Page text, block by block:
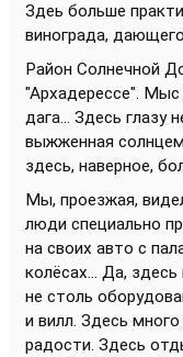
Здеь больше
винограда,
Район Солнечной
"Архадерессе".
дага... Здесь глазу
выжженная
здесь, наверное,
Мы, проезжая,
люди специально
на своих авто с
колёсах... Да,
не столь
и вилл. Здесь
радости. Здесь